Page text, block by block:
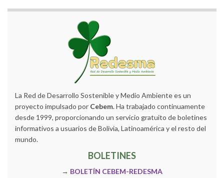
La Red de Desarrollo Sostenible y Medio Ambiente es un
proyecto impulsado por Cebem. Ha trabajado continuamente
desde 1999, proporcionando un servicio gratuito de boletines
informativos a usuarios de Bolivia, Latinoamérica y el resto del
mundo.
BOLETINES
→ BOLETÍN CEBEM-REDESMA